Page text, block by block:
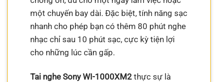
một chuyến bay dài. Đặc biệt, tính năng sạc
nhanh cho phép bạn có thêm 80 phút nghe
nhạc chỉ sau 10 phút sạc, cực kỳ tiện lợi
cho những lúc cần gấp.
Tai nghe Sony WI-1000XM2 thực sự là